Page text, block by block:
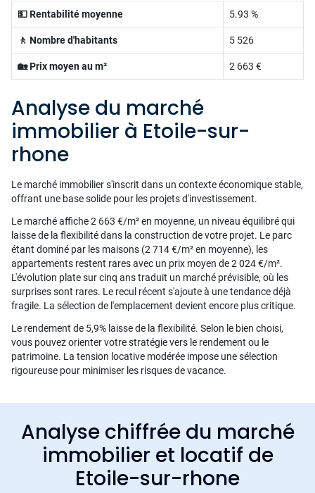
💵 Rentabilité moyenne 5.93 %
🚶 Nombre d'habitants 5 526
🏡 Prix moyen au m² 2 663 €
Analyse du marché
immobilier à Etoile-sur-
rhone
Le marché immobilier s'inscrit dans un contexte économique stable,
offrant une base solide pour les projets d'investissement.
Le marché affiche 2 663 €/m² en moyenne, un niveau équilibré qui
laisse de la flexibilité dans la construction de votre projet. Le parc
étant dominé par les maisons (2 714 €/m² en moyenne), les
appartements restent rares avec un prix moyen de 2 024 €/m².
L'évolution plate sur cinq ans traduit un marché prévisible, où les
surprises sont rares. Le recul récent s'ajoute à une tendance déjà
fragile. La sélection de l'emplacement devient encore plus critique.
Le rendement de 5,9% laisse de la flexibilité. Selon le bien choisi,
vous pouvez orienter votre stratégie vers le rendement ou le
patrimoine. La tension locative modérée impose une sélection
rigoureuse pour minimiser les risques de vacance.
Analyse chiffrée du marché
immobilier et locatif de
Etoile-sur-rhone